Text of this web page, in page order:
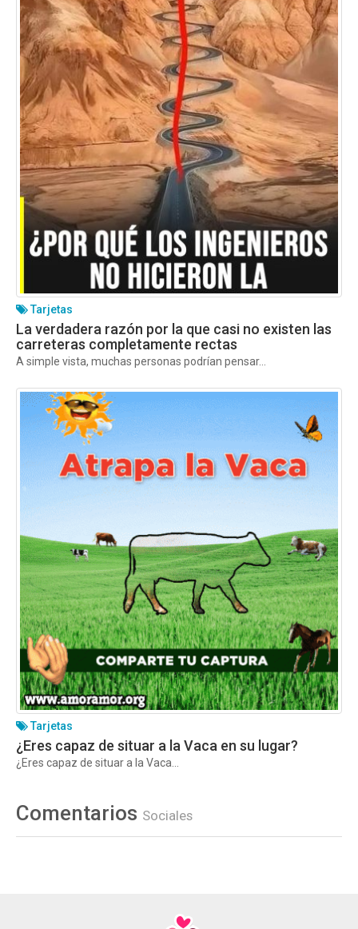
Tarjetas
La verdadera razón por la que casi no existen las
carreteras completamente rectas
A simple vista, muchas personas podrían pensar...
Tarjetas
¿Eres capaz de situar a la Vaca en su lugar?
¿Eres capaz de situar a la Vaca...
Comentarios Sociales